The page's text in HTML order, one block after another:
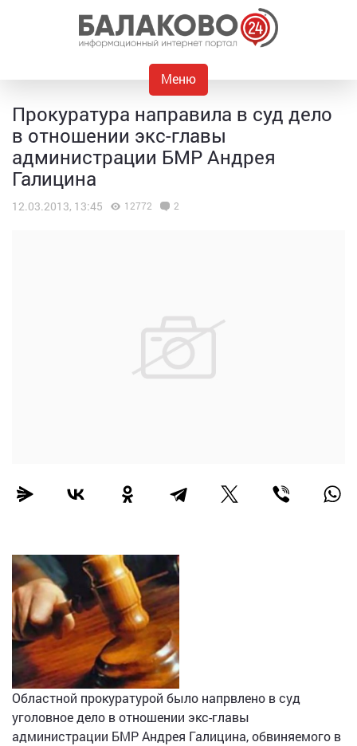
Меню
Прокуратура направила в суд дело
в отношении экс-главы
администрации БМР Андрея
Галицина
12.03.2013, 13:45 12772 2
Областной прокуратурой было напрвлено в суд
уголовное дело в отношении экс-главы
администрации БМР Андрея Галицина, обвиняемого в